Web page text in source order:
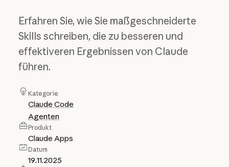
Erfahren Sie, wie Sie maßgeschneiderte
Skills schreiben, die zu besseren und
effektiveren Ergebnissen von Claude
führen.
Kategorie
Claude Code
Agenten
Produkt
Claude Apps
Datum
19.11.2025